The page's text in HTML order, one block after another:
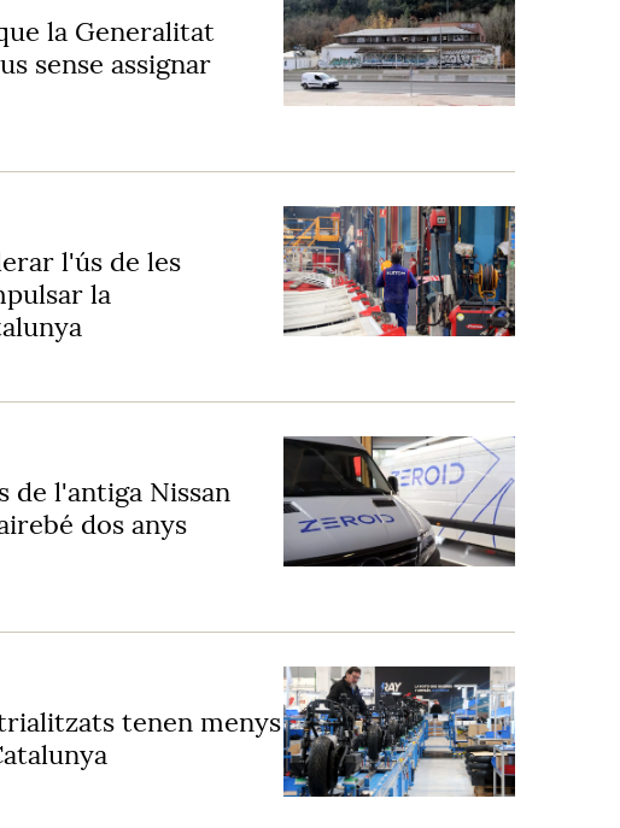
la Generalitat
sense assignar
l'ús de les
la
l'antiga Nissan
dos anys
tenen menys